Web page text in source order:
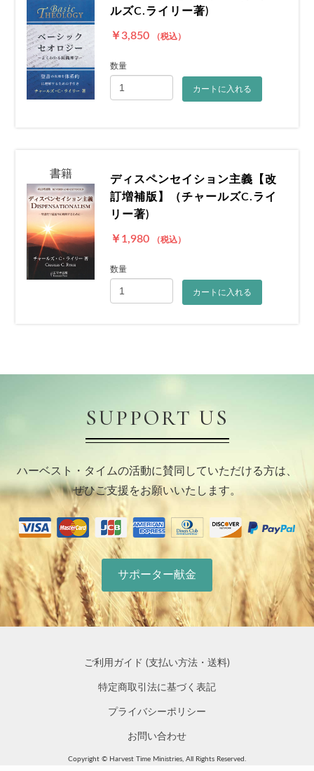
ルズC.ライリー著)
￥3,850 （税込）
数量
カートに入れる
書籍
ディスペンセイション主義【改
訂増補版】（チャールズC.ライ
リー著)
￥1,980 （税込）
数量
カートに入れる
SUPPORT US
ハーベスト・タイムの活動に賛同していただける方は、
ぜひご支援をお願いいたします。
サポーター献金
ご利用ガイド (支払い方法・送料)
特定商取引法に基づく表記
プライバシーポリシー
お問い合わせ
Copyright © Harvest Time Ministries, All Rights Reserved.